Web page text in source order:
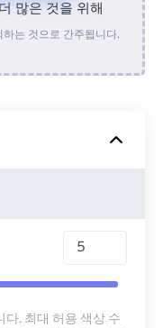
에서
더 많은 것을 위해
는 것으로 간주됩니다.
. 최대 허용 색상 수